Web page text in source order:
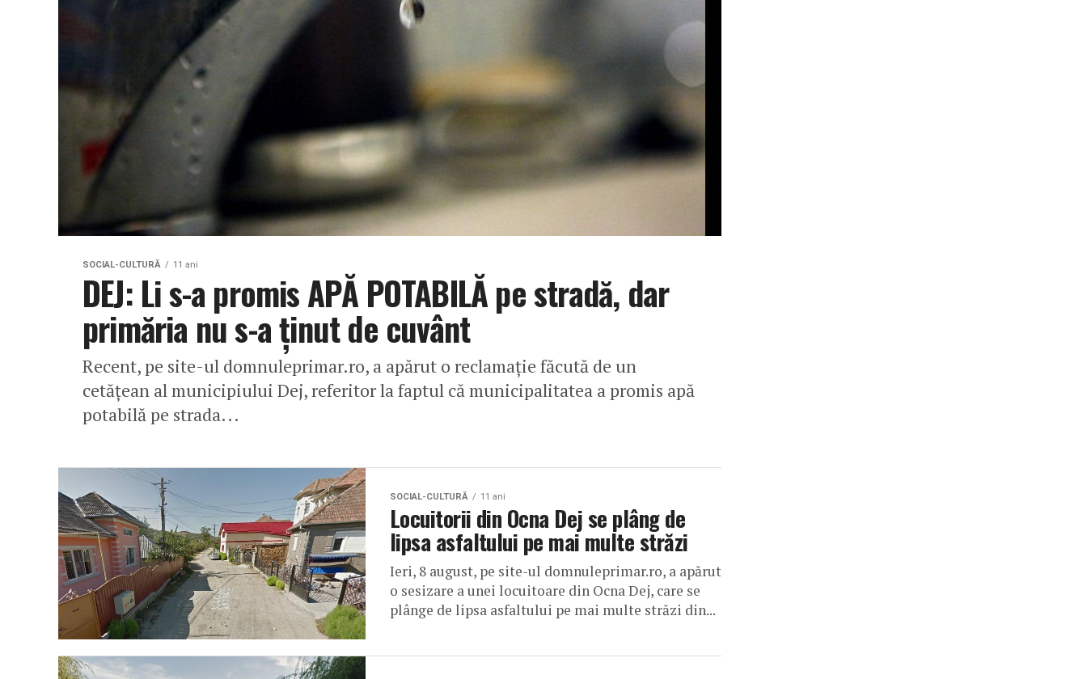
SOCIAL-CULTURĂ 11 ani
DEJ: Li s-a promis APĂ POTABILĂ pe stradă, dar
primăria nu s-a ținut de cuvânt
Recent, pe site-ul domnuleprimar.ro, a apărut o reclamație făcută de un
cetățean al municipiului Dej, referitor la faptul că municipalitatea a promis apă
potabilă pe strada...
SOCIAL-CULTURĂ 11 ani
Locuitorii din Ocna Dej se plâng de
lipsa asfaltului pe mai multe străzi
Ieri, 8 august, pe site-ul domnuleprimar.ro, a apărut
o sesizare a unei locuitoare din Ocna Dej, care se
plânge de lipsa asfaltului pe mai multe străzi din...